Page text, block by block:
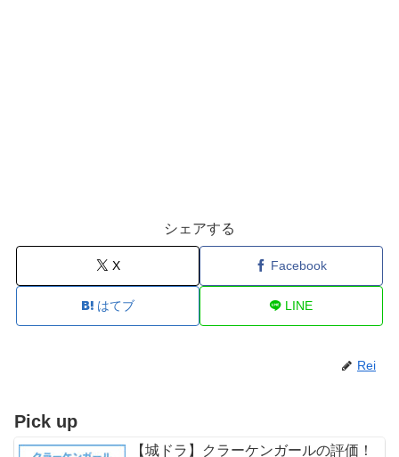
シェアする
X Facebook
はてブ LINE
Rei
Pick up
【城ドラ】クラーケンガールの評価！